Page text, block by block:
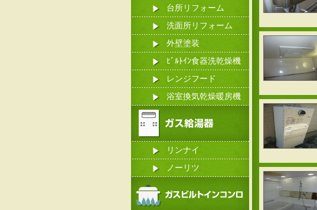
台所リフォーム
洗面所リフォーム
外壁塗装
ﾋﾞﾙﾄｲﾝ食器洗乾燥機
レンジフード
浴室換気乾燥暖房機
リンナイ
ノーリツ